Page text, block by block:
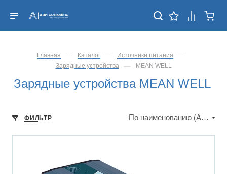
Главная — Каталог — Источники питания —
Зарядные устройства — MEAN WELL
Зарядные устройства MEAN WELL
ФИЛЬТР По наименованию (А-Я)